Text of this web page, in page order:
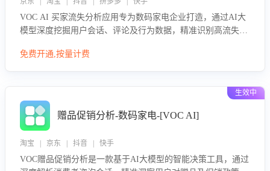
VOC AI 买家流失分析应用专为数码家电企业打造，通过AI大
模型深度挖掘用户会话、评论及行为数据，精准识别高流失风
迟、竞品价格冲击等。系统自动输出可落地的挽回策略，迅速
免费开通,按量计费
生效中
赠品促销分析-数码家电-[VOC AI]
淘宝 | 京东 | 抖音 | 快手
VOC赠品促销分析是一款基于AI大模型的智能决策工具，通过